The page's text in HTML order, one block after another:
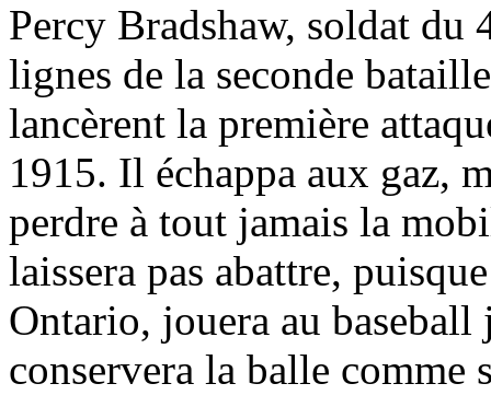
Percy Bradshaw, soldat du
lignes de la seconde
lancèrent la première
1915. Il échappa aux gaz,
perdre à tout jamais la
laissera pas abattre,
Ontario, jouera au baseball
conservera la balle comme